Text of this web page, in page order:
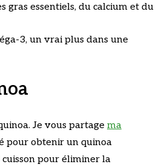
gras essentiels, du calcium et du
3, un vrai plus dans une
Je vous partage ma
pour obtenir un quinoa
pour éliminer la